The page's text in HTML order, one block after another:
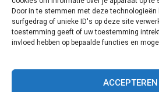
Door in te stemmen met deze
surfgedrag of unieke ID's op deze site
toestemming geeft of uw toestemming
invloed hebben op bepaalde functies en
ACCEPTEREN